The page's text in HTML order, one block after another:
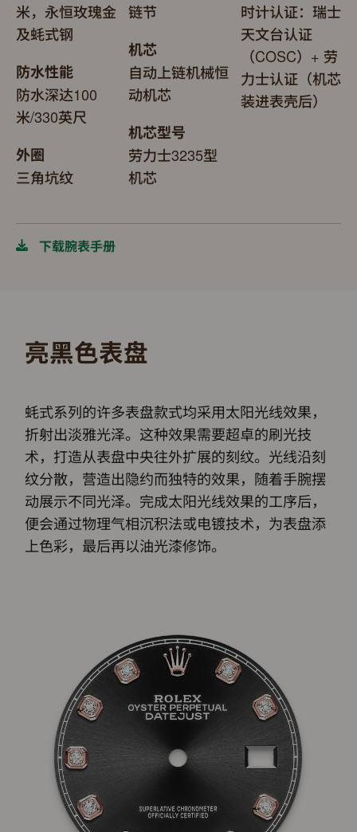
米，永恒玫瑰金
及蚝式钢
防水性能
防水深达100
米/330英尺
外圈
三角坑纹
链节
机芯
自动上链机械恒
动机芯
机芯型号
劳力士3235型
机芯
时计认证：瑞士
天文台认证
（COSC）+ 劳
力士认证（机芯
装进表壳后）
下载腕表手册
亮黑色表盘
蚝式系列的许多表盘款式均采用太阳光线效果，
折射出淡雅光泽。这种效果需要超卓的刷光技
术，打造从表盘中央往外扩展的刻纹。光线沿刻
纹分散，营造出隐约而独特的效果，随着手腕摆
动展示不同光泽。完成太阳光线效果的工序后，
便会通过物理气相沉积法或电镀技术，为表盘添
上色彩，最后再以油光漆修饰。